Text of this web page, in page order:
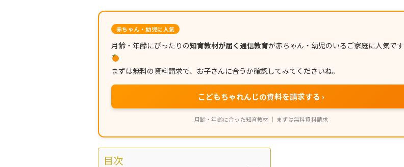
赤ちゃん・幼児に人気
月齢・年齢にぴったりの知育教材が届く通信教育が赤ちゃん・幼児のいるご家庭に人気です
まずは無料の資料請求で、お子さんに合うか確認してみてくださいね。
こどもちゃれんじの資料を請求する ›
月齢・年齢に合った知育教材 ｜ まずは無料資料請求
目次